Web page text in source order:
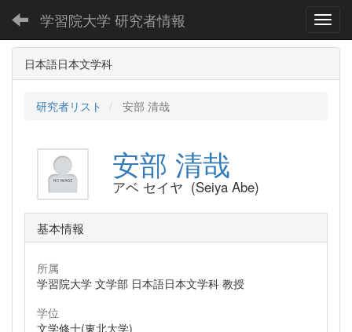
学習院大学 研究者情報
日本語日本文学科
研究者リスト 安部 清哉
安部 清哉
アベ セイヤ (Seiya Abe)
基本情報
所属
学習院大学 文学部 日本語日本文学科 教授
学位
文学修士(東北大学)